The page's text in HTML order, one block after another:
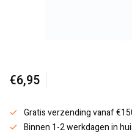
€6,95
Gratis verzending vanaf
Binnen 1-2 werkdagen in